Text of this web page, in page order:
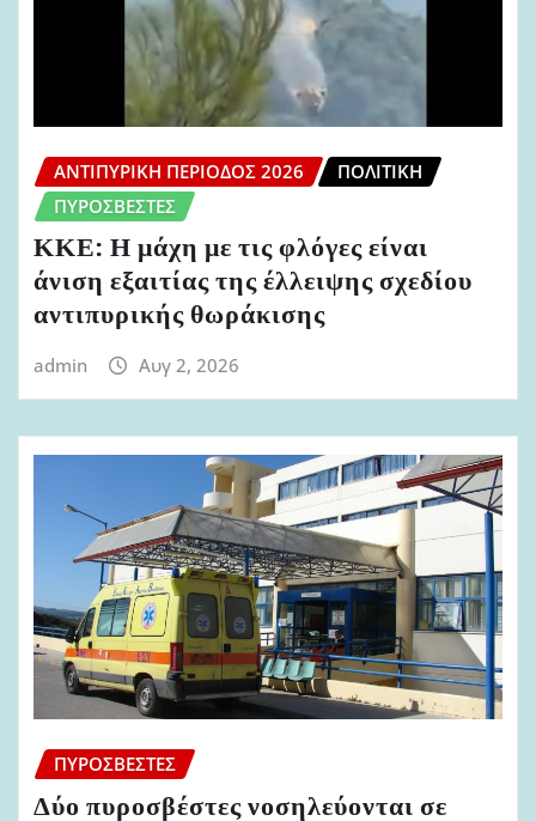
ΑΝΤΙΠΥΡΙΚΉ ΠΕΡΊΟΔΟΣ 2026
ΠΟΛΙΤΙΚΉ
ΠΥΡΟΣΒΈΣΤΕΣ
ΚΚΕ: Η μάχη με τις φλόγες είναι
άνιση εξαιτίας της έλλειψης σχεδίου
αντιπυρικής θωράκισης
admin Αυγ 2, 2026
ΠΥΡΟΣΒΈΣΤΕΣ
Δύο πυροσβέστες νοσηλεύονται σε